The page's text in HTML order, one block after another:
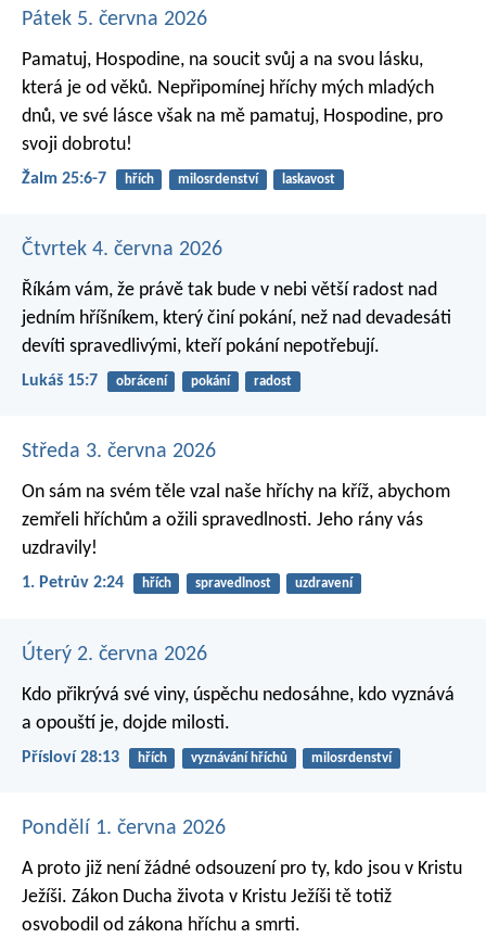
Pátek 5. června 2026
Pamatuj, Hospodine, na soucit svůj a na svou lásku,
která je od věků. Nepřipomínej hříchy mých mladých
dnů, ve své lásce však na mě pamatuj, Hospodine, pro
svoji dobrotu!
Žalm 25:6-7 hřích milosrdenství laskavost
Čtvrtek 4. června 2026
Říkám vám, že právě tak bude v nebi větší radost nad
jedním hříšníkem, který činí pokání, než nad devadesáti
devíti spravedlivými, kteří pokání nepotřebují.
Lukáš 15:7 obrácení pokání radost
Středa 3. června 2026
On sám na svém těle vzal naše hříchy na kříž, abychom
zemřeli hříchům a ožili spravedlnosti. Jeho rány vás
uzdravily!
1. Petrův 2:24 hřích spravedlnost uzdravení
Úterý 2. června 2026
Kdo přikrývá své viny, úspěchu nedosáhne, kdo vyznává
a opouští je, dojde milosti.
Přísloví 28:13 hřích vyznávání hříchů milosrdenství
Pondělí 1. června 2026
A proto již není žádné odsouzení pro ty, kdo jsou v Kristu
Ježíši. Zákon Ducha života v Kristu Ježíši tě totiž
osvobodil od zákona hříchu a smrti.